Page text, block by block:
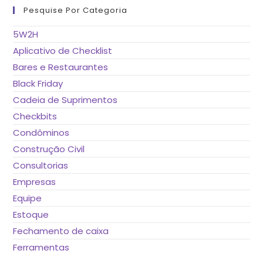
Pesquise Por Categoria
5W2H
Aplicativo de Checklist
Bares e Restaurantes
Black Friday
Cadeia de Suprimentos
Checkbits
Condôminos
Construção Civil
Consultorias
Empresas
Equipe
Estoque
Fechamento de caixa
Ferramentas